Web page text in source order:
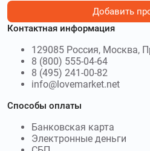
Добавить
Контактная информация
129085 Россия, Москва,
8 (800) 555-04-64
8 (495) 241-00-82
info@lovemarket.net
Способы оплаты
Банковская карта
Электронные деньги